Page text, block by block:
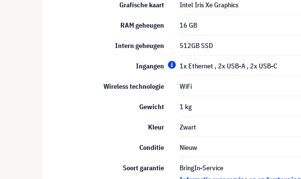
Grafische kaart Intel Iris Xe Graphics
RAM geheugen 16 GB
Intern geheugen 512GB SSD
Ingangen 1x Ethernet , 2x USB-A , 2x USB-C
Wireless technologie WiFi
Gewicht 1 kg
Kleur Zwart
Conditie Nieuw
Soort garantie
BringIn-Service